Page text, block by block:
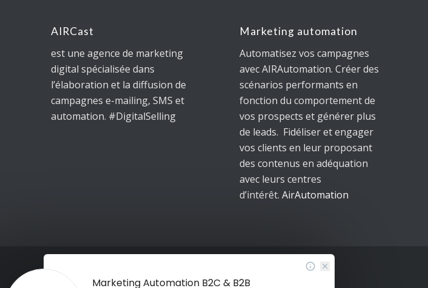
AIRCast
est une agence de marketing
digital spécialisée dans
l’élaboration et la diffusion de
campagnes e-mailing, SMS et
automation. #DigitalSelling
Marketing automation
Automatisez vos campagnes
avec AIRAutomation. Créer des
scénarios performants en
fonction du comportement de
vos prospects et générer plus
de leads. Fidéliser et engager
vos clients en leur proposant
des contenus en adéquation
avec leurs centres
d’intérêt.AirAutomation